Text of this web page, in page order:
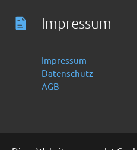
Impressum
Impressum
Datenschutz
AGB